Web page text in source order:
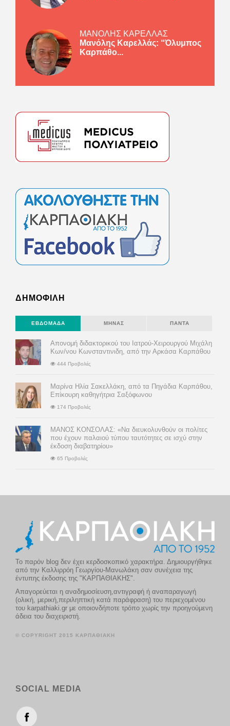
ΜΑΝΟΛΗΣ ΚΑΡΕΛΛΑΣ
Μανόλης Καρελλάς: “Όλυμπος
Καρπάθο...
ΔΗΜΟΦΙΛΗ
ΕΒΔΟΜΆΔΑ ΜΉΝΑΣ ΠΆΝΤΑ
Απονομή διδακτορικού του Ιατρού-Χειρουργού Μιχάλη
Κων/νου Κωνσταντινιδη, από την Αρκάσα Καρπάθου
444 Προβολές
Μαρίνα Ηλία Σακελλάκη, από τα Πηγάδια Καρπάθου,
Επίκουρη καθηγήτρια Σαξόφωνου
174 Προβολές
ΜΑΝΟΣ ΚΟΝΣΟΛΑΣ: «Να διευκολυνθούν οι πολίτες
που έχουν παλαιού τύπου ταυτότητες σε ισχύ στην
έκδοση διαβατηρίου»
65 Προβολές
Το παρόν blog δεν έχει κερδοσκοπικό χαρακτήρα. Δημιουργήθηκε
από την Καλλιρρόη Γεωργίου-Μανωλάκη σαν συνέχεια της
έντυπης έκδοσης της "ΚΑΡΠΑΘΙΑΚΗΣ".
Απαγορεύεται η αναδημοσίευση,αντιγραφή ή αναπαραγωγή
(ολική, μερική,περιληπτική κατά παράφραση) του περιεχομένου
του karpathiaki.gr με οποιονδήποτε τρόπο χωρίς την προηγούμενη
άδεια του διαχειριστή.
© COPYRIGHT 2015 ΚΑΡΠΑΘΙΑΚΗ
SOCIAL MEDIA